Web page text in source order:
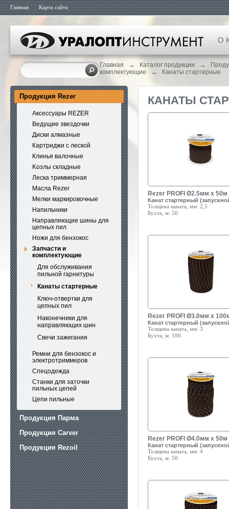
Главная Карта сайта
О
Главная → Каталог продукции →
комплектующие
→ Канаты стартерные
Продукция Rezer
Аксессуары REZER
Ведущие звездочки
Диски алмазные
Картриджи с леской
Клинья валочные
Kозлы складные
Леска триммерная
Масла Rezer
Мелки маркировочные
Напильники
Направляющие шины для
цепных пил
Ножи для бензокос
Запчасти и
комплектующие
Для обслуживания
пильной гарнитуры
Канаты стартерные
Ключ-отвертки для
цепных пил
Наконечники для
направляющих шин
Свечи зажигания
Ремни для бензокос и
электротриммеров
Спецодежда
Станки для заточки
пильных цепей
Цепи пильные
Продукция Парма
Продукция Carver
Продукция Rezoil
КАНАТЫ
Rezer PROFI Ø2.5мм x 50м
Канат стартерный
Толщина каната, мм: 2,5
Бухта, м: 50
Rezer PROFI Ø3.0мм x
Канат стартерный
Толщина каната, мм: 3
Бухта, м: 100
Rezer PROFI Ø4.0мм x 50м
Канат стартерный
Толщина каната, мм: 4
Бухта, м: 50